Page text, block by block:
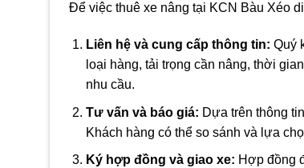
Để việc thuê xe nâng tại KCN Bàu Xéo
Liên hệ và cung cấp thông tin: Quý
loại hàng, tải trọng cần nâng, thời
nhu cầu.
Tư vấn và báo giá: Dựa trên thông
Khách hàng có thể so sánh và lựa
Ký hợp đồng và giao xe: Hợp đồng